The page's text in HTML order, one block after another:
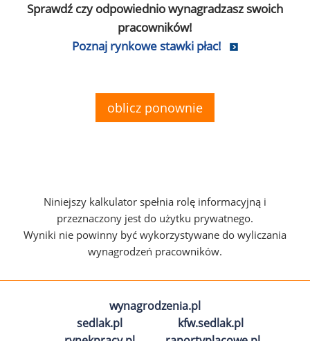
Sprawdź czy odpowiednio wynagradzasz swoich
pracowników!
Poznaj rynkowe stawki płac!
oblicz ponownie
Niniejszy kalkulator spełnia rolę informacyjną i
przeznaczony jest do użytku prywatnego.
Wyniki nie powinny być wykorzystywane do wyliczania
wynagrodzeń pracowników.
wynagrodzenia.pl
sedlak.pl
kfw.sedlak.pl